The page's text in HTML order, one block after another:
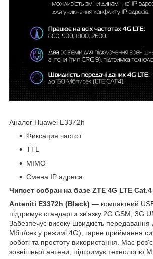
Аналог Huawei E3372h
Фиксация частот
TTL
MIMO
Смена IP адреса
Чипсет собран на базе ZTE 4G LTE Cat.4
Anteniti E3372h (Black) — компактний
підтримує стандарти зв'язку 2G GSM, 3G
Забезпечує високу швидкість
Мбіт/сек у режимі 4G), гарне приймання
роботі та простоту використання. Має
зовнішньої антени, підтримує технологію